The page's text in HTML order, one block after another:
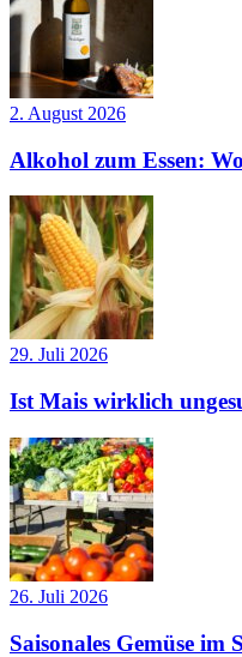
2. August 2026
Alkohol zum Essen:
29. Juli 2026
Ist Mais wirklich
26. Juli 2026
Saisonales Gemüse im